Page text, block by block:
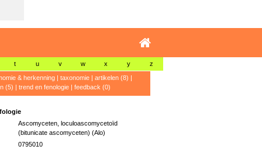
t u v w x y z
& herkenning| taxonomie| artikelen (8) |
(5) | trend en fenologie| feedback (0)
Ascomyceten, loculoascomycetoïd
(bitunicate ascomyceten) (Alo)
0795010